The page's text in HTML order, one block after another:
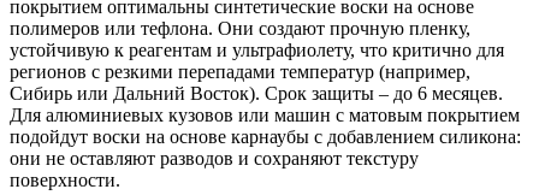
покрытием оптимальны синтетические воски на основе
полимеров или тефлона. Они создают прочную пленку,
устойчивую к реагентам и ультрафиолету, что критично для
регионов с резкими перепадами температур (например,
Сибирь или Дальний Восток). Срок защиты – до 6 месяцев.
Для алюминиевых кузовов или машин с матовым покрытием
подойдут воски на основе карнаубы с добавлением силикона:
они не оставляют разводов и сохраняют текстуру
поверхности.